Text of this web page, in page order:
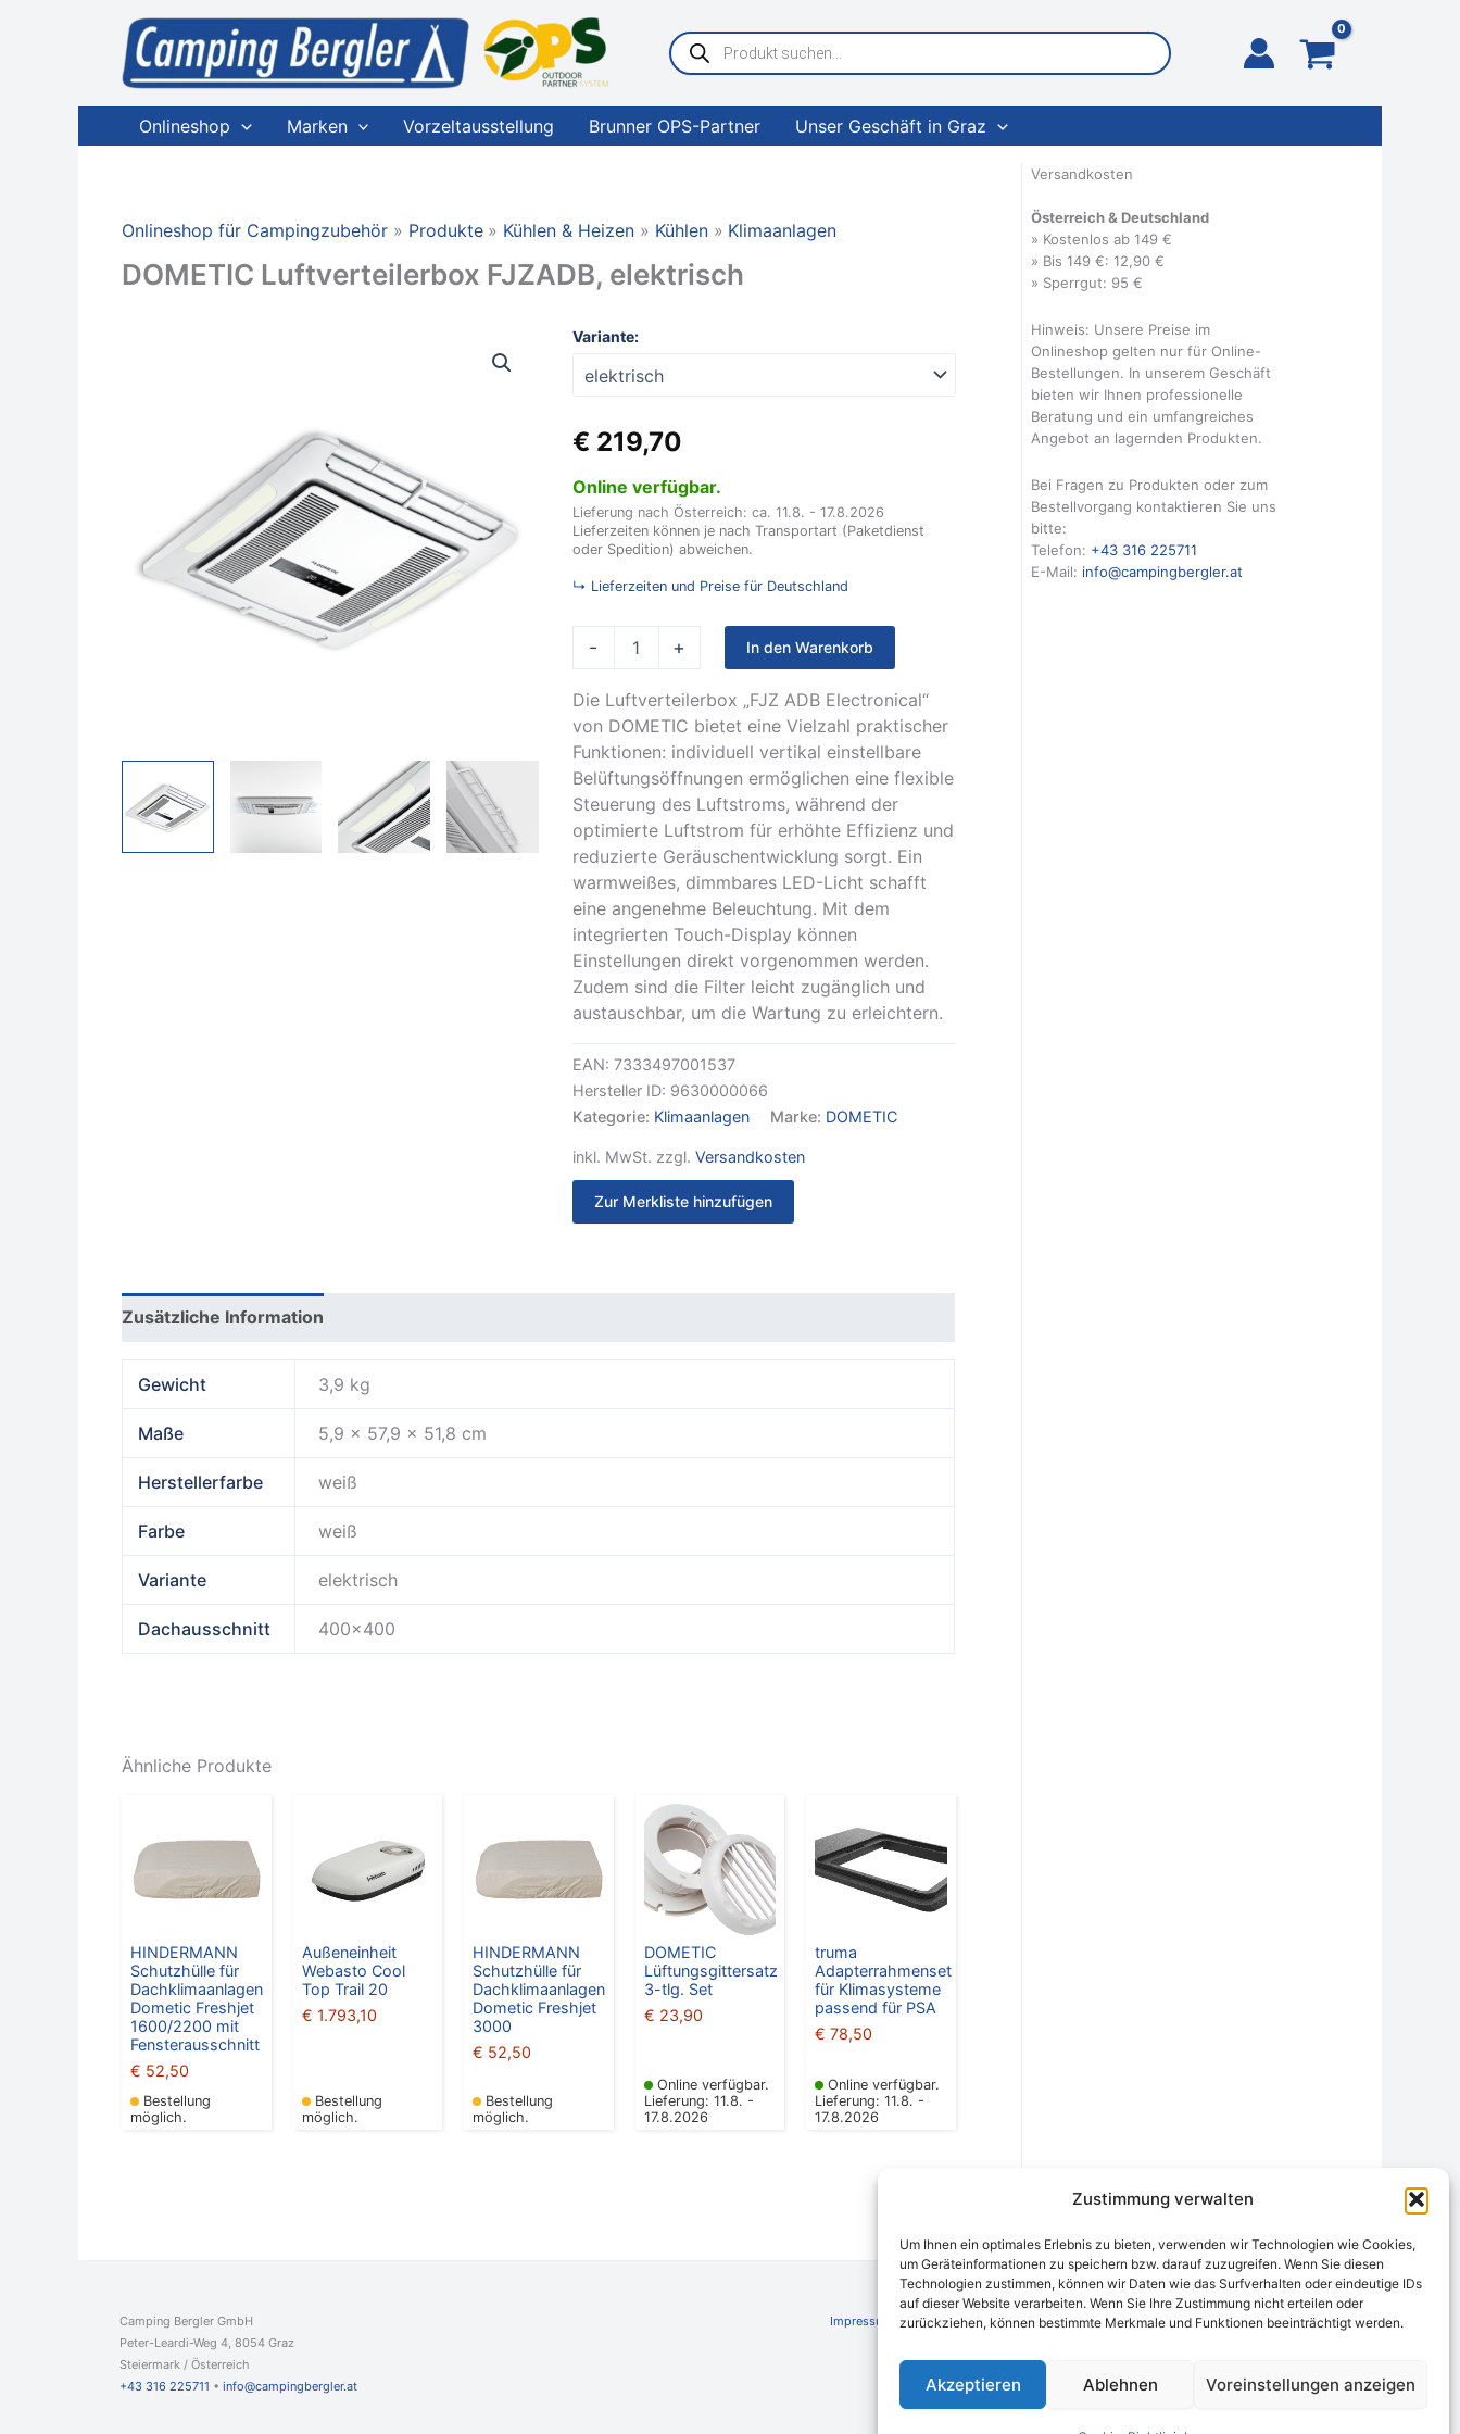
Zustimmung verwalten
Um Ihnen ein optimales Erlebnis zu bieten, verwenden wir Technologien wie Cookies,
um Geräteinformationen zu speichern bzw. darauf zuzugreifen. Wenn Sie diesen
Technologien zustimmen, können wir Daten wie das Surfverhalten oder eindeutige IDs
auf dieser Website verarbeiten. Wenn Sie Ihre Zustimmung nicht erteilen oder
zurückziehen, können bestimmte Merkmale und Funktionen beeinträchtigt werden.
Akzeptieren Ablehnen Voreinstellungen anzeigen
Products
search
Onlineshop Marken Vorzeltausstellung Brunner OPS-Partner Unser Geschäft in Graz
Onlineshop für Campingzubehör Produkte Kühlen & Heizen Kühlen Klimaanlagen
DOMETIC Luftverteilerbox FJZADB, elektrisch
Variante:
€ 219,70
Online verfügbar.
Lieferung nach Österreich: ca. 11.8. - 17.8.2026
Lieferzeiten können je nach Transportart (Paketdienst
oder Spedition) abweichen.
↳ Lieferzeiten und Preise für Deutschland
-
DOMETIC
FJZADB,
+ In den Warenkorb
Die Luftverteilerbox „FJZ ADB Electronical“
von DOMETIC bietet eine Vielzahl praktischer
Funktionen: individuell vertikal einstellbare
Belüftungsöffnungen ermöglichen eine flexible
Steuerung des Luftstroms, während der
optimierte Luftstrom für erhöhte Effizienz und
reduzierte Geräuschentwicklung sorgt. Ein
warmweißes, dimmbares LED-Licht schafft
eine angenehme Beleuchtung. Mit dem
integrierten Touch-Display können
Einstellungen direkt vorgenommen werden.
Zudem sind die Filter leicht zugänglich und
austauschbar, um die Wartung zu erleichtern.
EAN: 7333497001537
Hersteller ID: 9630000066
Kategorie: Klimaanlagen Marke: DOMETIC
inkl. MwSt. zzgl. Versandkosten
Zur Merkliste hinzufügen
Zusätzliche Information
Gewicht 3,9 kg
Maße 5,9 × 57,9 × 51,8 cm
Herstellerfarbe weiß
Farbe weiß
Variante elektrisch
Dachausschnitt 400×400
Ähnliche Produkte
HINDERMANN
Schutzhülle für
Dachklimaanlagen
Dometic Freshjet
1600/2200 mit
Fensterausschnitt
€ 52,50
Bestellung
möglich.
Außeneinheit
Webasto Cool
Top Trail 20
€ 1.793,10
Bestellung
möglich.
HINDERMANN
Schutzhülle für
Dachklimaanlagen
Dometic Freshjet
3000
€ 52,50
Bestellung
möglich.
DOMETIC
Lüftungsgittersatz
3-tlg. Set
€ 23,90
Online verfügbar.
Lieferung: 11.8. -
17.8.2026
truma
Adapterrahmenset
für Klimasysteme
passend für PSA
€ 78,50
Online verfügbar.
Lieferung: 11.8. -
17.8.2026
Versandkosten
Österreich & Deutschland
» Kostenlos ab 149 €
» Bis 149 €: 12,90 €
» Sperrgut: 95 €
Hinweis: Unsere Preise im
Onlineshop gelten nur für Online-
Bestellungen. In unserem Geschäft
bieten wir Ihnen professionelle
Beratung und ein umfangreiches
Angebot an lagernden Produkten.
Bei Fragen zu Produkten oder zum
Bestellvorgang kontaktieren Sie uns
bitte:
Telefon: +43 316 225711
E-Mail: info@campingbergler.at
Camping Bergler GmbH
Peter-Leardi-Weg 4, 8054 Graz
Steiermark / Österreich​
+43 316 225711 ​ • info@campingbergler.at​
Impressum AGB Schlichtungsstelle Widerrufsrecht und Formular
Datenschutzerklärung